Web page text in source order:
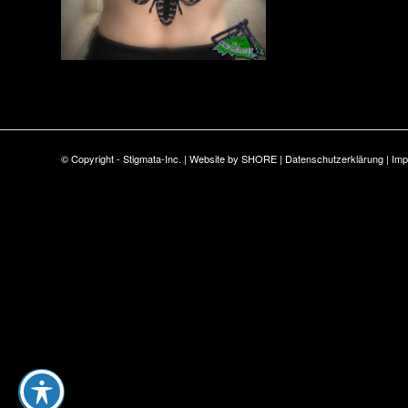
© Copyright - Stigmata-Inc. | Website by SHORE | Datenschutzerklärung |